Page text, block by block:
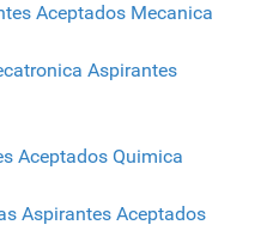
Aceptados Mecanica
Aspirantes
Aceptados Quimica
Aspirantes Aceptados